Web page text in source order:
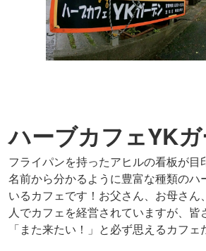
ハーブカフェYK
フライパンを持ったアヒルの看板が目
名前から分かるように豊富な種類のハ
いるカフェです！お父さん、お母さん
人でカフェを経営されていますが、皆
「また来たい！」と必ず思えるカフェ